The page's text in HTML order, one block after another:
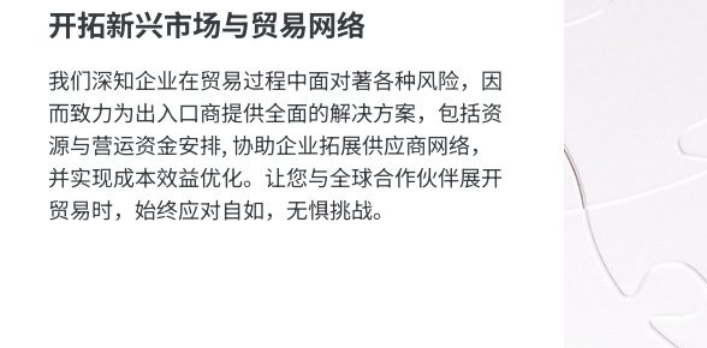
开拓新兴市场与贸易网络
我们深知企业在贸易过程中面对著各种风险，因
而致力为出入口商提供全面的解决方案，包括资
源与营运资金安排, 协助企业拓展供应商网络，
并实现成本效益优化。让您与全球合作伙伴展开
贸易时，始终应对自如，无惧挑战。